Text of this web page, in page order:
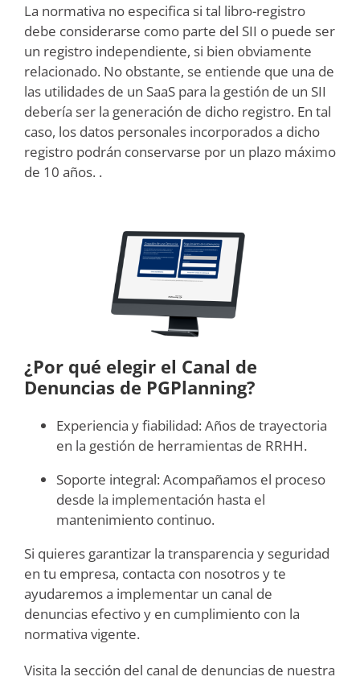
La normativa no especifica si tal libro-registro
debe considerarse como parte del SII o puede ser
un registro independiente, si bien obviamente
relacionado. No obstante, se entiende que una de
las utilidades de un SaaS para la gestión de un SII
debería ser la generación de dicho registro. En tal
caso, los datos personales incorporados a dicho
registro podrán conservarse por un plazo máximo
de 10 años. .
¿Por qué elegir el Canal de
Denuncias de PGPlanning?
Experiencia y fiabilidad: Años de trayectoria
en la gestión de herramientas de RRHH.
Soporte integral: Acompañamos el proceso
desde la implementación hasta el
mantenimiento continuo.
Si quieres garantizar la transparencia y seguridad
en tu empresa, contacta con nosotros y te
ayudaremos a implementar un canal de
denuncias efectivo y en cumplimiento con la
normativa vigente.
Visita la sección del canal de denuncias de nuestra